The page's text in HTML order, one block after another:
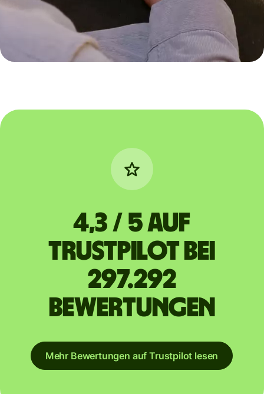
4,3 / 5 auf
Trustpilot bei
297.292
Bewertungen
Mehr Bewertungen auf Trustpilot lesen